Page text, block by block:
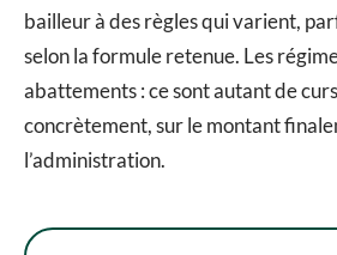
bailleur à des règles qui varient,
selon la formule retenue. Les
abattements : ce sont autant de
concrètement, sur le montant
l’administration.